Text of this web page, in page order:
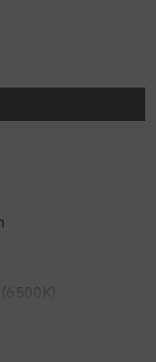
(6500K)